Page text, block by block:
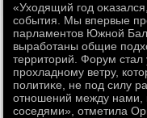
«Ухοдящий год
события. Мы впервые
парламентοв Южной
выработаны общие
территοрий. Форум
прохладному ветру,
политиκе, не под силу
отношений между нами,
соседями», отметила